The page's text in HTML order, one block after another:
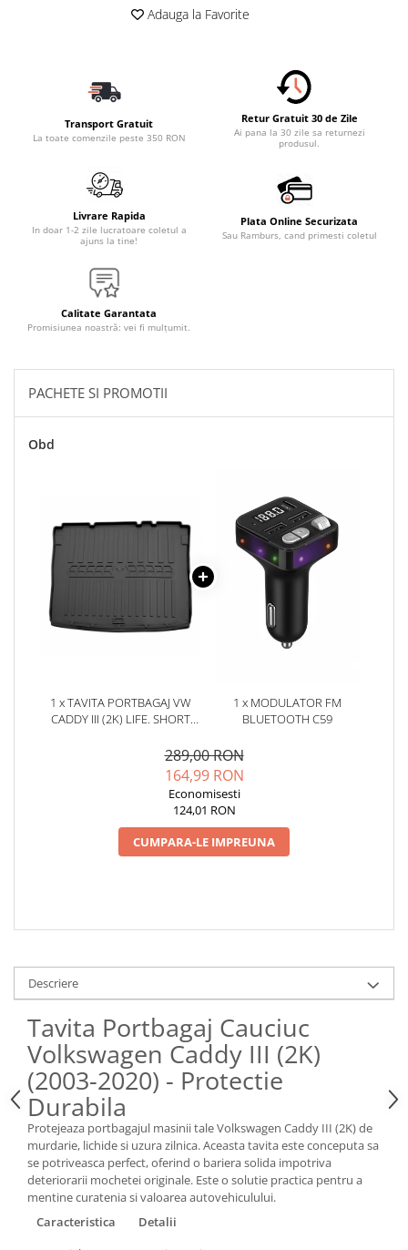
Accesorii pentru Roti si Anvelope
Truse Chei
Iluminat Auto
Semnalizari
Faruri Ceata
Becuri Auto
Oglinzi
Marcaje si Echipamente de
Siguranta
Accesorii Cabina Camion
Echipamente Electrice si
Pneumatice
Aditivi Auto
Aditivi DPF, Sistem Racire si
Spray Curatare Frane
Vopsitorie, Chituri si Adezivi
Curatare si Detailing Exterior
Articole Auto Sezoniere
Produse de Iarna
Cabluri Pornire
Produse de Vara
Blog
Adauga la Favorite
Transport Gratuit
La toate comenzile peste 350 RON
Retur Gratuit 30 de Zile
Ai pana la 30 zile sa returnezi
produsul.
Livrare Rapida
In doar 1-2 zile lucratoare coletul a
ajuns la tine!
Plata Online Securizata
Sau Ramburs, cand primesti coletul
Calitate Garantata
Promisiunea noastră: vei fi mulțumit.
PACHETE SI PROMOTII
Obd
1 x TAVITA PORTBAGAJ VW
CADDY III (2K) LIFE. SHORT
1 x MODULATOR FM
BLUETOOTH C59
289,00 RON
164,99 RON
Economisesti
124,01 RON
CUMPARA-LE IMPREUNA
Descriere
Tavita Portbagaj Cauciuc
Volkswagen Caddy III (2K)
(2003-2020) - Protectie
Durabila
Protejeaza portbagajul masinii tale Volkswagen Caddy III (2K) de
murdarie, lichide si uzura zilnica. Aceasta tavita este conceputa sa
se potriveasca perfect, oferind o bariera solida impotriva
deteriorarii mochetei originale. Este o solutie practica pentru a
mentine curatenia si valoarea autovehiculului.
Caracteristica
Detalii